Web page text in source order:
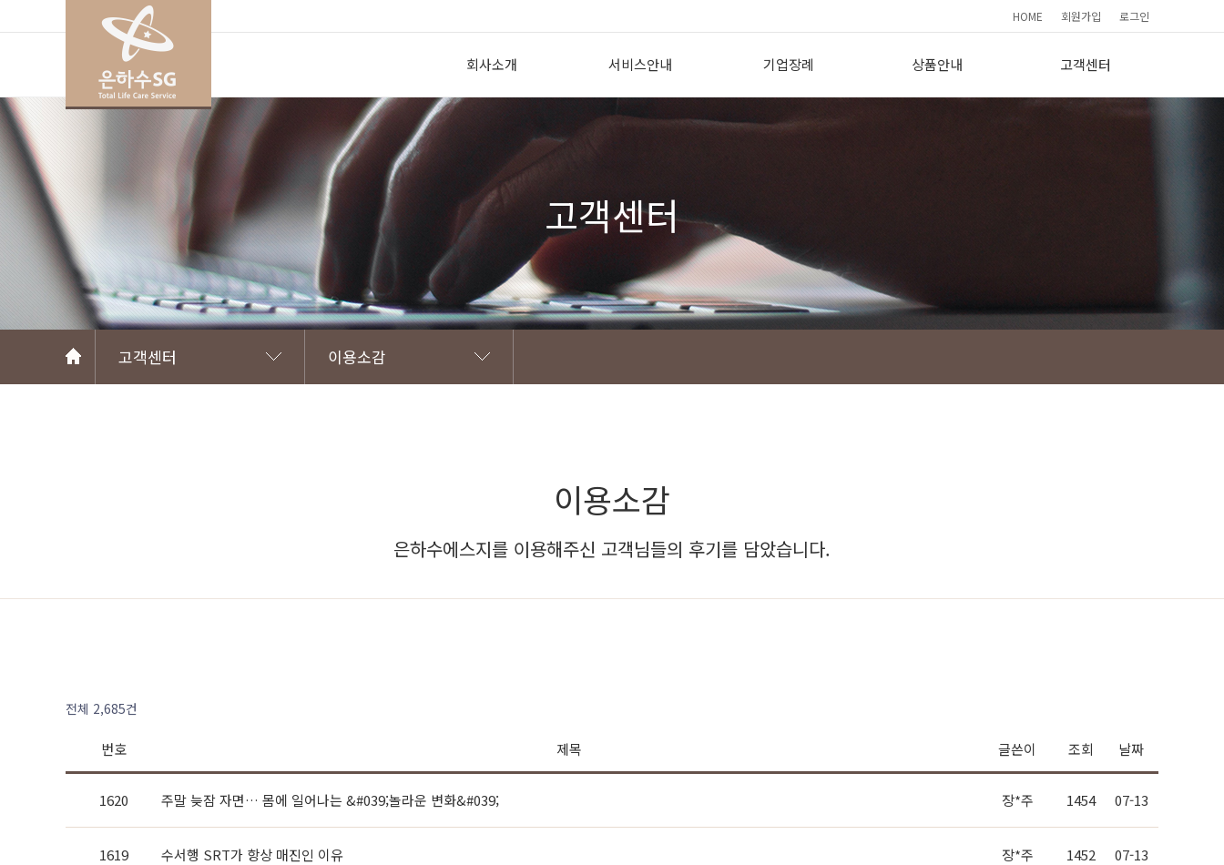
로그인
회원가입
HOME
회사소개
회사CI
조직도
찾아오시는 길
서비스안내
상조의 필요성
선/후불식상품 비교
꽃장식황제궁중대렴
기업장례 상품안내 고객센터
고객센터
고객센터 이용소감
이용소감
은하수에스지를 이용해주신 고객님들의 후기를 담았습니다.
전체 2,685건
번호 제목 글쓴이 조회 날짜
1620 주말 늦잠 자면… 몸에 일어나는 &#039;놀라운 변화&#039; 장*주 1454 07-13
1619 수서행 SRT가 항상 매진인 이유 장*주 1452 07-13